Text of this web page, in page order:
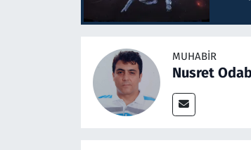
MUHABIR
Nusret